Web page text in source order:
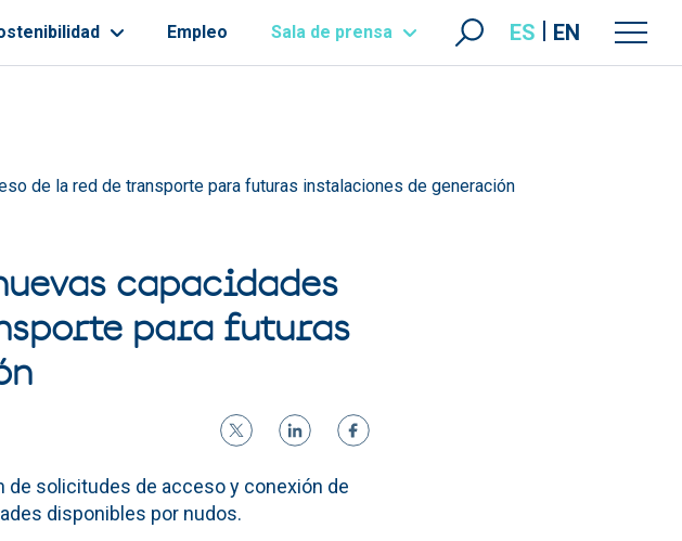
Empleo Sala de prensa ES EN
de la red de transporte para futuras instalaciones de generación
capacidades
para futuras
de solicitudes de acceso y conexión de
disponibles por nudos.